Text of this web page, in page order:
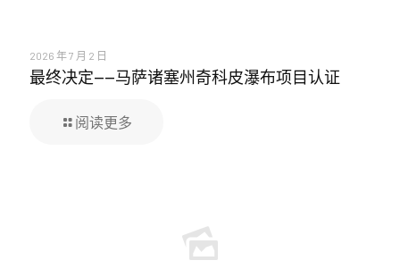
2026 年 7 月 2 日
最终决定——马萨诸塞州奇科皮瀑布项目认证
阅读更多